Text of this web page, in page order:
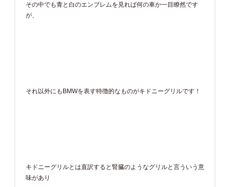
その中でも青と白のエンブレムを見れば何の車か一目瞭然です
が、
それ以外にもBMWを表す特徴的なものがキドニーグリルです！
キドニーグリルとは直訳すると腎臓のようなグリルと言ういう意
味があり